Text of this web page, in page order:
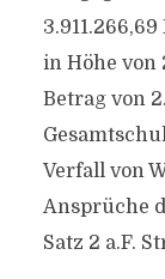
in Höhe von
Betrag von
Verfall von
Ansprüche
Satz 2 a.F.